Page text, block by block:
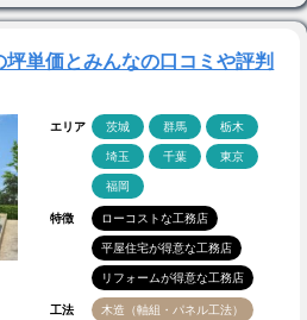
単価とみんなの口コミや評判
エリア 茨城 群馬 栃木
埼玉 千葉 東京
福岡
特徴 ローコストな工務店
平屋住宅が得意な工務店
リフォームが得意な工務店
工法 木造（軸組・パネル工法）